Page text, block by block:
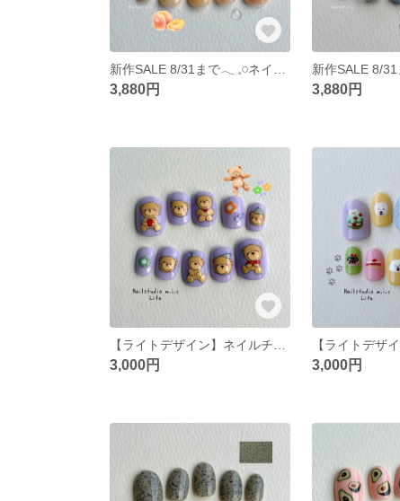
3,880円 3,880円
3,000円 3,000円